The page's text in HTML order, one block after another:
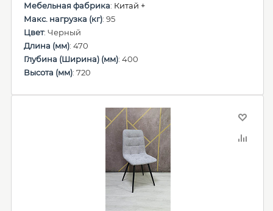
Мебельная фабрика: Китай +
Макс. нагрузка (кг): 95
Цвет: Черный
Длина (мм): 470
Глубина (Ширина) (мм): 400
Высота (мм): 720